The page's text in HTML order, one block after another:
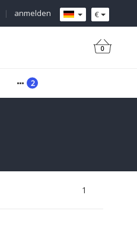
€
anmelden
|
0
1